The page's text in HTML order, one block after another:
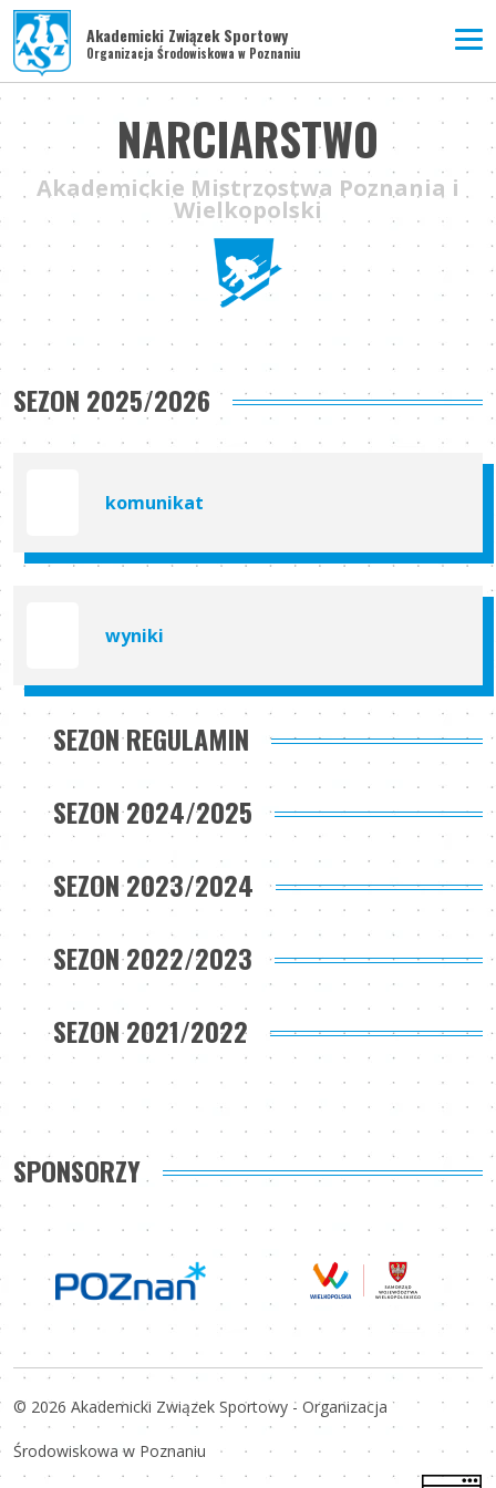
Akademicki Związek Sportowy
Organizacja Środowiskowa w Poznaniu
NARCIARSTWO
Akademickie Mistrzostwa Poznania i
Wielkopolski
SEZON 2025/2026
komunikat
wyniki
SEZON REGULAMIN
SEZON 2024/2025
SEZON 2023/2024
SEZON 2022/2023
SEZON 2021/2022
SPONSORZY
© 2026 Akademicki Związek Sportowy - Organizacja
Środowiskowa w Poznaniu